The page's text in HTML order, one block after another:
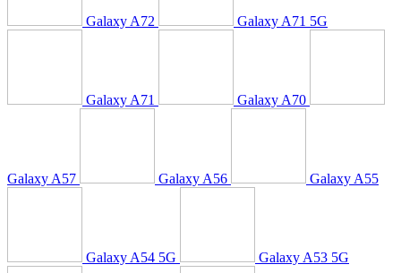
Galaxy A72 Galaxy A71 5G
Galaxy A71 Galaxy A70
Galaxy A57 Galaxy A56 Galaxy A55
Galaxy A54 5G Galaxy A53 5G